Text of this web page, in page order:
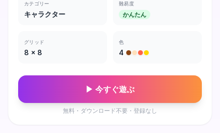
カテゴリー
キャラクター
難易度
かんたん
グリッド
8 × 8
色
4
▶ 今すぐ遊ぶ
無料・ダウンロード不要・登録なし